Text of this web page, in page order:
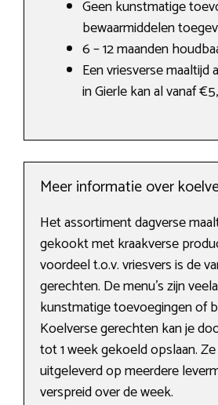
Geen kunstmatige
bewaarmiddelen
6 – 12 maanden
Een vriesverse maaltijd
in Gierle kan al vanaf
Meer informatie over
Het assortiment dagverse
gekookt met kraakverse
voordeel t.o.v. vriesvers is de
gerechten. De menu’s zijn
kunstmatige toevoegingen of
Koelverse gerechten kan je
tot 1 week gekoeld opslaan.
uitgeleverd op meerdere
verspreid over de week.